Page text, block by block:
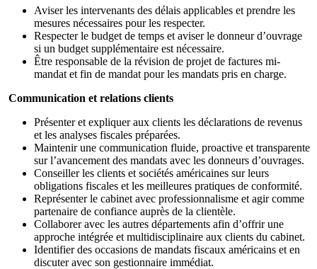
Aviser les intervenants des délais applicables et prendre les
mesures nécessaires pour les respecter.
Respecter le budget de temps et aviser le donneur d’ouvrage
si un budget supplémentaire est nécessaire.
Être responsable de la révision de projet de factures mi-
mandat et fin de mandat pour les mandats pris en charge.
Communication et relations clients
Présenter et expliquer aux clients les déclarations de revenus
et les analyses fiscales préparées.
Maintenir une communication fluide, proactive et transparente
sur l’avancement des mandats avec les donneurs d’ouvrages.
Conseiller les clients et sociétés américaines sur leurs
obligations fiscales et les meilleures pratiques de conformité.
Représenter le cabinet avec professionnalisme et agir comme
partenaire de confiance auprès de la clientèle.
Collaborer avec les autres départements afin d’offrir une
approche intégrée et multidisciplinaire aux clients du cabinet.
Identifier des occasions de mandats fiscaux américains et en
discuter avec son gestionnaire immédiat.